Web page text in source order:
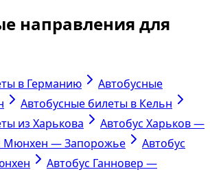
направления для
в Германию
Автобусные
Автобусные билеты в Кельн
из Харькова
Автобус Харьков —
Мюнхен — Запорожье
Автобус
Автобус Ганновер —